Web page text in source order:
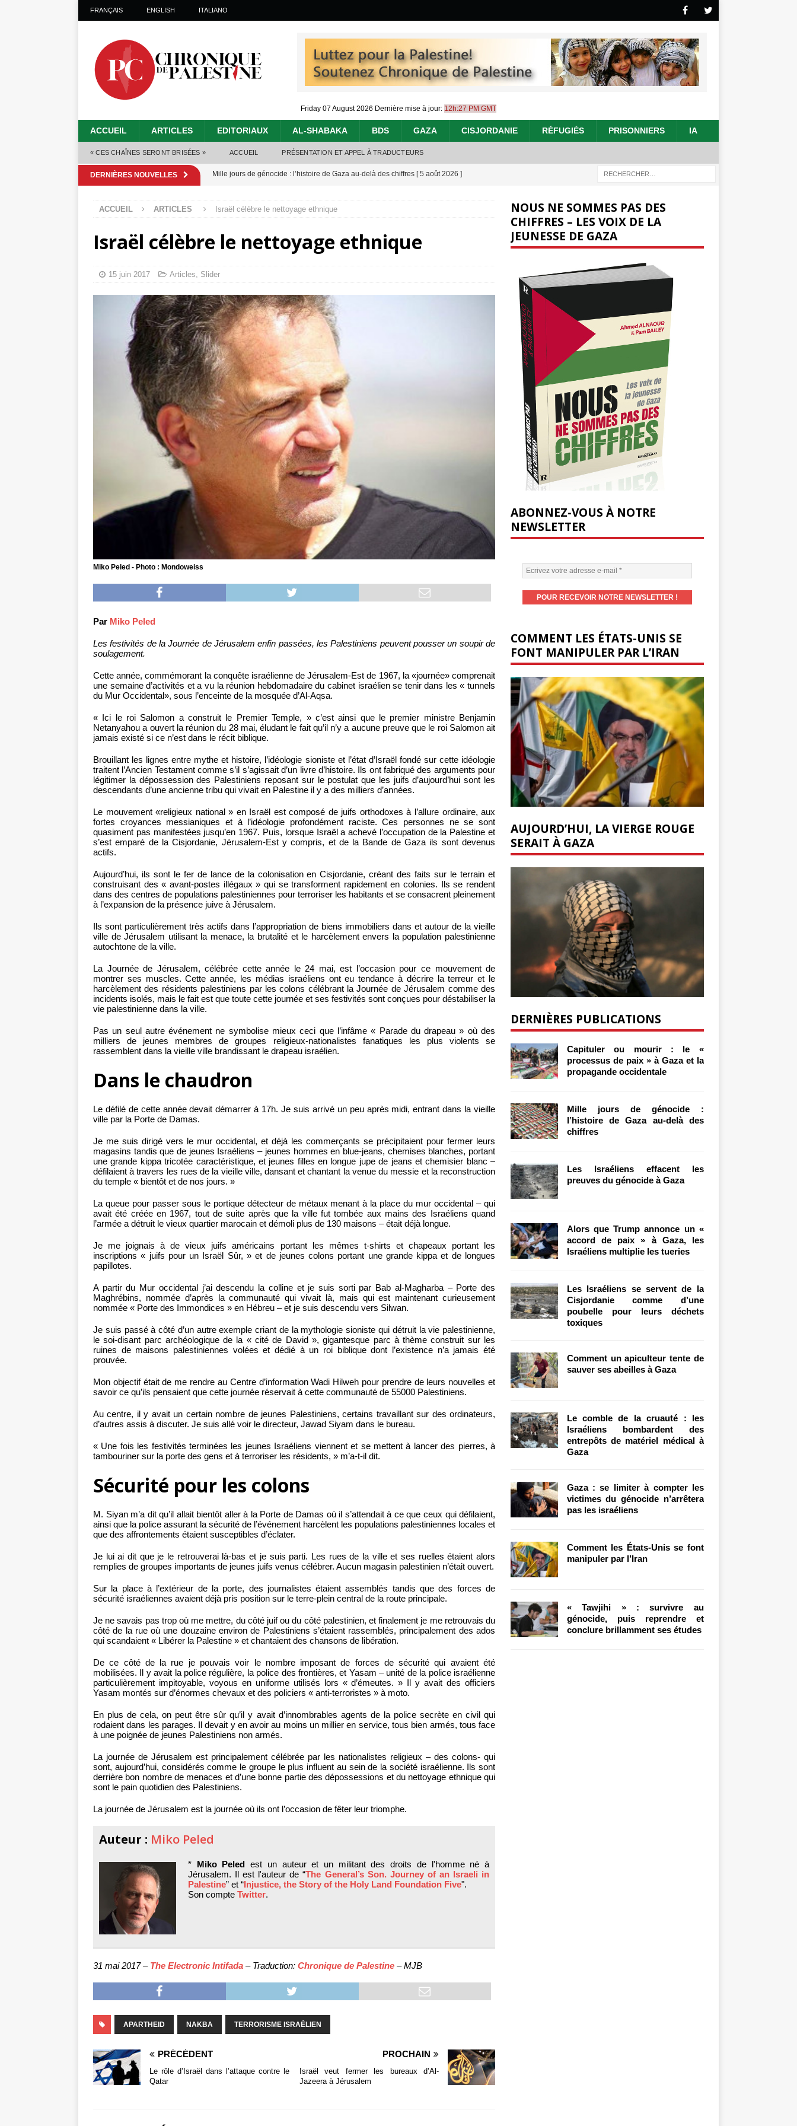
FRANÇAIS ENGLISH ITALIANO
Friday 07 August 2026 Dernière mise à jour: 12h:27 PM GMT
ACCUEIL ARTICLES EDITORIAUX AL-SHABAKA BDS GAZA CISJORDANIE RÉFUGIÉS PRISONNIERS IA
« CES CHAÎNES SERONT BRISÉES » ACCUEIL PRÉSENTATION ET APPEL À TRADUCTEURS
DERNIÈRES NOUVELLES Mille jours de génocide : l’histoire de Gaza au-delà des chiffres [ 5 août 2026 ]
Alors que Trump annonce un « accord de paix » à Gaza, les Israéliens multiplie les
tueries [ 4 août 2026 ]
Les Israéliens se servent de la Cisjordanie comme d’une poubelle pour leurs déchets
toxiques
Capituler ou mourir : le « processus de paix » à Gaza et la propagande occidentale[
6 août 2026 ]
ACCUEIL ARTICLES Israël célèbre le nettoyage ethnique
Israël célèbre le nettoyage ethnique
15 juin 2017 Articles, Slider
Miko Peled - Photo : Mondoweiss
Par Miko Peled
Les festivités de la Journée de Jérusalem enfin passées, les Palestiniens peuvent pousser un soupir de
soulagement.
Cette année, commémorant la conquête israélienne de Jérusalem-Est de 1967, la «journée» comprenait
une semaine d’activités et a vu la réunion hebdomadaire du cabinet israélien se tenir dans les « tunnels
du Mur Occidental», sous l’enceinte de la mosquée d’Al-Aqsa.
« Ici le roi Salomon a construit le Premier Temple, » c’est ainsi que le premier ministre Benjamin
Netanyahou a ouvert la réunion du 28 mai, éludant le fait qu’il n’y a aucune preuve que le roi Salomon ait
jamais existé si ce n’est dans le récit biblique.
Brouillant les lignes entre mythe et histoire, l’idéologie sioniste et l’état d’Israël fondé sur cette idéologie
traitent l’Ancien Testament comme s’il s’agissait d’un livre d’histoire. Ils ont fabriqué des arguments pour
légitimer la dépossession des Palestiniens reposant sur le postulat que les juifs d’aujourd’hui sont les
descendants d’une ancienne tribu qui vivait en Palestine il y a des milliers d’années.
Le mouvement «religieux national » en Israël est composé de juifs orthodoxes à l’allure ordinaire, aux
fortes croyances messianiques et à l’idéologie profondément raciste. Ces personnes ne se sont
quasiment pas manifestées jusqu’en 1967. Puis, lorsque Israël a achevé l’occupation de la Palestine et
s’est emparé de la Cisjordanie, Jérusalem-Est y compris, et de la Bande de Gaza ils sont devenus
actifs.
Aujourd’hui, ils sont le fer de lance de la colonisation en Cisjordanie, créant des faits sur le terrain et
construisant des « avant-postes illégaux » qui se transforment rapidement en colonies. Ils se rendent
dans des centres de populations palestiniennes pour terroriser les habitants et se consacrent pleinement
à l’expansion de la présence juive à Jérusalem.
Ils sont particulièrement très actifs dans l’appropriation de biens immobiliers dans et autour de la vieille
ville de Jérusalem utilisant la menace, la brutalité et le harcèlement envers la population palestinienne
autochtone de la ville.
La Journée de Jérusalem, célébrée cette année le 24 mai, est l’occasion pour ce mouvement de
montrer ses muscles. Cette année, les médias israéliens ont eu tendance à décrire la terreur et le
harcèlement des résidents palestiniens par les colons célébrant la Journée de Jérusalem comme des
incidents isolés, mais le fait est que toute cette journée et ses festivités sont conçues pour déstabiliser la
vie palestinienne dans la ville.
Pas un seul autre événement ne symbolise mieux ceci que l’infâme « Parade du drapeau » où des
milliers de jeunes membres de groupes religieux-nationalistes fanatiques les plus violents se
rassemblent dans la vieille ville brandissant le drapeau israélien.
Dans le chaudron
Le défilé de cette année devait démarrer à 17h. Je suis arrivé un peu après midi, entrant dans la vieille
ville par la Porte de Damas.
Je me suis dirigé vers le mur occidental, et déjà les commerçants se précipitaient pour fermer leurs
magasins tandis que de jeunes Israéliens – jeunes hommes en blue-jeans, chemises blanches, portant
une grande kippa tricotée caractéristique, et jeunes filles en longue jupe de jeans et chemisier blanc –
défilaient à travers les rues de la vieille ville, dansant et chantant la venue du messie et la reconstruction
du temple « bientôt et de nos jours. »
La queue pour passer sous le portique détecteur de métaux menant à la place du mur occidental – qui
avait été créée en 1967, tout de suite après que la ville fut tombée aux mains des Israéliens quand
l’armée a détruit le vieux quartier marocain et démoli plus de 130 maisons – était déjà longue.
Je me joignais à de vieux juifs américains portant les mêmes t-shirts et chapeaux portant les
inscriptions « juifs pour un Israël Sûr, » et de jeunes colons portant une grande kippa et de longues
papillotes.
A partir du Mur occidental j’ai descendu la colline et je suis sorti par Bab al-Magharba – Porte des
Maghrébins, nommée d’après la communauté qui vivait là, mais qui est maintenant curieusement
nommée « Porte des Immondices » en Hébreu – et je suis descendu vers Silwan.
Je suis passé à côté d’un autre exemple criant de la mythologie sioniste qui détruit la vie palestinienne,
le soi-disant parc archéologique de la « cité de David », gigantesque parc à thème construit sur les
ruines de maisons palestiniennes volées et dédié à un roi biblique dont l’existence n’a jamais été
prouvée.
Mon objectif était de me rendre au Centre d’information Wadi Hilweh pour prendre de leurs nouvelles et
savoir ce qu’ils pensaient que cette journée réservait à cette communauté de 55000 Palestiniens.
Au centre, il y avait un certain nombre de jeunes Palestiniens, certains travaillant sur des ordinateurs,
d’autres assis à discuter. Je suis allé voir le directeur, Jawad Siyam dans le bureau.
« Une fois les festivités terminées les jeunes Israéliens viennent et se mettent à lancer des pierres, à
tambouriner sur la porte des gens et à terroriser les résidents, » m’a-t-il dit.
Sécurité pour les colons
M. Siyan m’a dit qu’il allait bientôt aller à la Porte de Damas où il s’attendait à ce que ceux qui défilaient,
ainsi que la police assurant la sécurité de l’événement harcèlent les populations palestiniennes locales et
que des affrontements étaient susceptibles d’éclater.
Je lui ai dit que je le retrouverai là-bas et je suis parti. Les rues de la ville et ses ruelles étaient alors
remplies de groupes importants de jeunes juifs venus célébrer. Aucun magasin palestinien n’était ouvert.
Sur la place à l’extérieur de la porte, des journalistes étaient assemblés tandis que des forces de
sécurité israéliennes avaient déjà pris position sur le terre-plein central de la route principale.
Je ne savais pas trop où me mettre, du côté juif ou du côté palestinien, et finalement je me retrouvais du
côté de la rue où une douzaine environ de Palestiniens s’étaient rassemblés, principalement des ados
qui scandaient « Libérer la Palestine » et chantaient des chansons de libération.
De ce côté de la rue je pouvais voir le nombre imposant de forces de sécurité qui avaient été
mobilisées. Il y avait la police régulière, la police des frontières, et Yasam – unité de la police israélienne
particulièrement impitoyable, voyous en uniforme utilisés lors « d’émeutes. » Il y avait des officiers
Yasam montés sur d’énormes chevaux et des policiers « anti-terroristes » à moto.
En plus de cela, on peut être sûr qu’il y avait d’innombrables agents de la police secrète en civil qui
rodaient dans les parages. Il devait y en avoir au moins un millier en service, tous bien armés, tous face
à une poignée de jeunes Palestiniens non armés.
La journée de Jérusalem est principalement célébrée par les nationalistes religieux – des colons- qui
sont, aujourd’hui, considérés comme le groupe le plus influent au sein de la société israélienne. Ils sont
derrière bon nombre de menaces et d’une bonne partie des dépossessions et du nettoyage ethnique qui
sont le pain quotidien des Palestiniens.
La journée de Jérusalem est la journée où ils ont l’occasion de fêter leur triomphe.
Auteur : Miko Peled
* Miko Peled est un auteur et un militant des droits de l'homme né à
Jérusalem. Il est l'auteur de “The General’s Son. Journey of an Israeli in
Palestine” et “Injustice, the Story of the Holy Land Foundation Five".
Son compte Twitter.
31 mai 2017 – The Electronic Intifada – Traduction: Chronique de Palestine – MJB
APARTHEID NAKBA TERRORISME ISRAÉLIEN
PRÉCÉDENT
Le rôle d’Israël dans l’attaque contre le
Qatar
PROCHAIN
Israël veut fermer les bureaux d’Al-
Jazeera à Jérusalem
NOUS NE SOMMES PAS DES
CHIFFRES – LES VOIX DE LA
JEUNESSE DE GAZA
ABONNEZ-VOUS À NOTRE
NEWSLETTER
COMMENT LES ÉTATS-UNIS SE
FONT MANIPULER PAR L’IRAN
AUJOURD’HUI, LA VIERGE ROUGE
SERAIT À GAZA
DERNIÈRES PUBLICATIONS
Capituler ou mourir : le «
processus de paix » à Gaza et la
propagande occidentale
Mille jours de génocide :
l’histoire de Gaza au-delà des
chiffres
Les Israéliens effacent les
preuves du génocide à Gaza
Alors que Trump annonce un «
accord de paix » à Gaza, les
Israéliens multiplie les tueries
Les Israéliens se servent de la
Cisjordanie comme d’une
poubelle pour leurs déchets
toxiques
Comment un apiculteur tente de
sauver ses abeilles à Gaza
Le comble de la cruauté : les
Israéliens bombardent des
entrepôts de matériel médical à
Gaza
Gaza : se limiter à compter les
victimes du génocide n’arrêtera
pas les israéliens
Comment les États-Unis se font
manipuler par l’Iran
« Tawjihi » : survivre au
génocide, puis reprendre et
conclure brillamment ses études